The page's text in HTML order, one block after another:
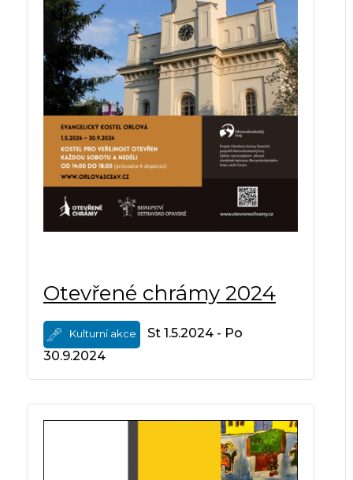
Otevřené chrámy 2024
Kulturní akce
St 1.5.2024 - Po
30.9.2024